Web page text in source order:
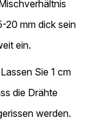
20 mm dick sein
ein.
Sie 1 cm
die Drähte
werden.